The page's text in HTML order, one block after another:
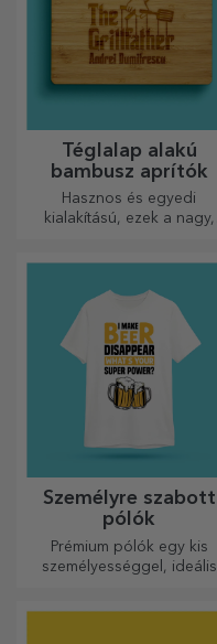
Téglalap alakú
bambusz aprítók
Hasznos és egyedi
kialakítású, ezek a nagy,
ételekhez.
Személyre szabott
pólók
Prémium pólók egy kis
személyességgel, ideális